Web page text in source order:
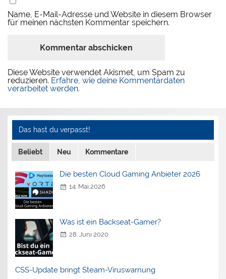
Name, E-Mail-Adresse und Website in diesem Browser
für meinen nächsten Kommentar speichern.
Diese Website verwendet Akismet, um Spam zu
reduzieren. Erfahre, wie deine Kommentardaten
verarbeitet werden.
Das hast du verpasst!
Beliebt Neu Kommentare
Die besten Cloud Gaming Anbieter 2026
14. Mai 2026
Was ist ein Backseat-Gamer?
28. Juni 2020
CSS-Update bringt Steam-Viruswarnung